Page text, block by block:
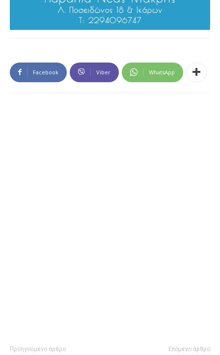
Facebook Viber WhatsApp
Προηγούμενο άρθρο Επόμενο άρθρο